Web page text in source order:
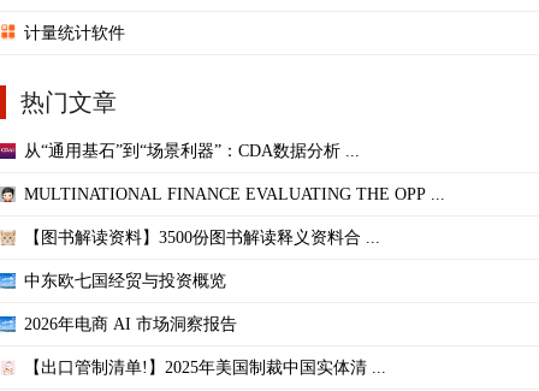
计量统计软件
热门文章
从“通用基石”到“场景利器”：CDA数据分析 ...
MULTINATIONAL FINANCE EVALUATING THE OPP ...
【图书解读资料】3500份图书解读释义资料合 ...
中东欧七国经贸与投资概览
2026年电商 AI 市场洞察报告
【出口管制清单!】2025年美国制裁中国实体清 ...